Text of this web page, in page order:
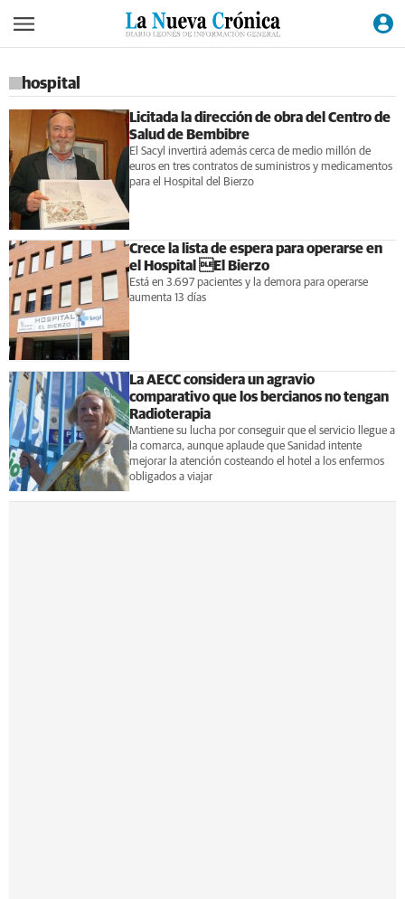
hospital
Licitada la dirección de obra del Centro de
Salud de Bembibre
El Sacyl invertirá además cerca de medio millón de
euros en tres contratos de suministros y medicamentos
para el Hospital del Bierzo
Crece la lista de espera para operarse en
el Hospital El Bierzo
Está en 3.697 pacientes y la demora para operarse
aumenta 13 días
La AECC considera un agravio
comparativo que los bercianos no tengan
Radioterapia
Mantiene su lucha por conseguir que el servicio llegue a
la comarca, aunque aplaude que Sanidad intente
mejorar la atención costeando el hotel a los enfermos
obligados a viajar